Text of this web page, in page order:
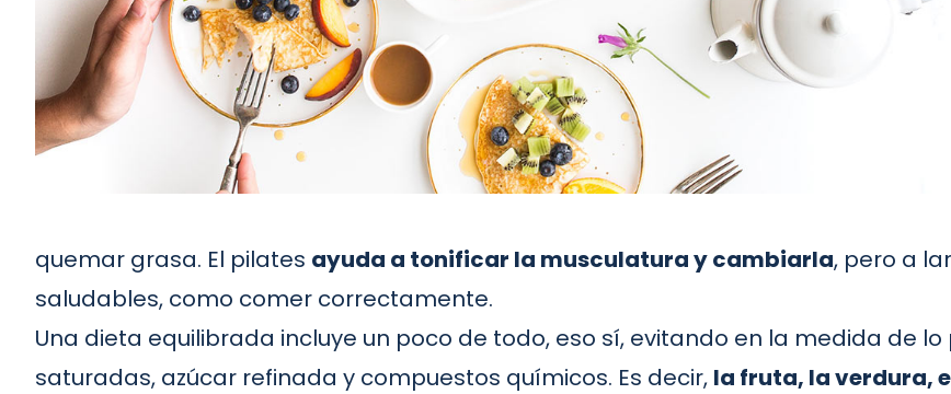
quemar grasa. El pilates ayuda a tonificar la musculatura y cambiarla, pero a
saludables, como comer correctamente.
Una dieta equilibrada incluye un poco de todo, eso sí, evitando en la medida de
saturadas, azúcar refinada y compuestos químicos. Es decir, la fruta, la verdura,